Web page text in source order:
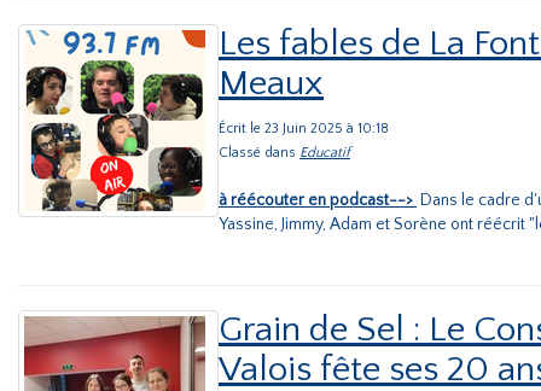
Les fables de La
Meaux
Écrit le 23 Juin 2025 à 10:18
Classé dans Educatif
à réécouter en podcast--> Dans le cadre
Yassine, Jimmy, Adam et Sorène ont
Grain de Sel : Le
Valois fête ses 20